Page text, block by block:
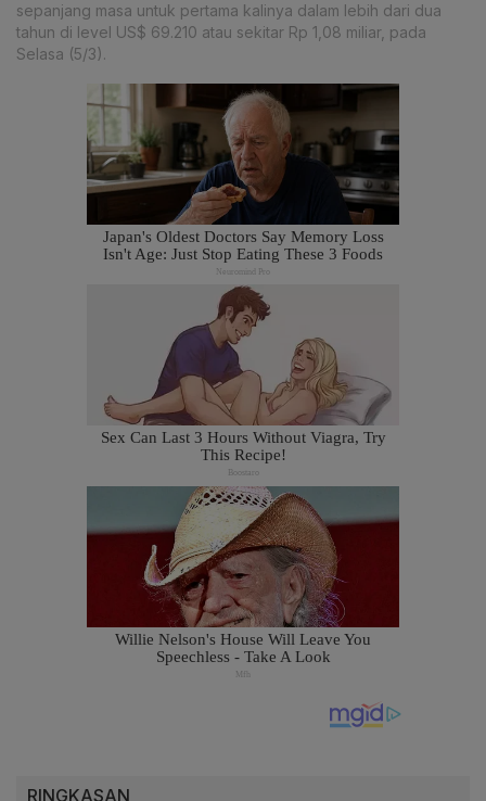
sepanjang masa untuk pertama kalinya dalam lebih dari dua
tahun di level US$ 69.210 atau sekitar Rp 1,08 miliar, pada
Selasa (5/3).
RINGKASAN